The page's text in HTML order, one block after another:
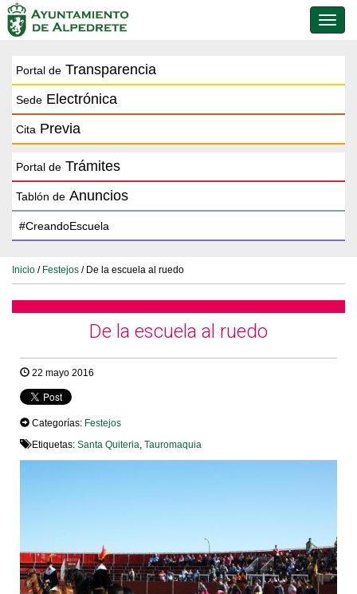
de
Portal de Transparencia
Sede Electrónica
Cita Previa
Portal de Trámites
Tablón de Anuncios
Inicio / Festejos / De la escuela al ruedo
De la escuela al ruedo
22 mayo 2016
Categorías: Festejos
Etiquetas: Santa Quiteria Tauromaquia